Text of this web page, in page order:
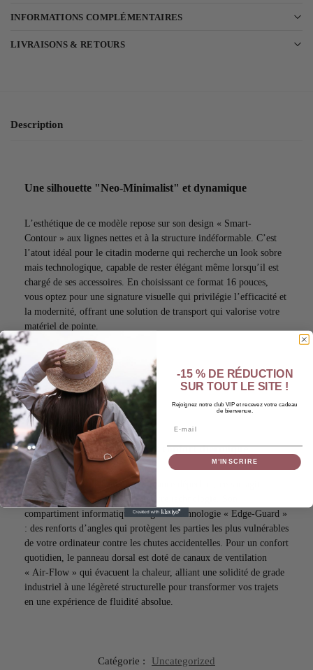
INFORMATIONS COMPLÉMENTAIRES
LIVRAISONS & RETOURS
Description
Une silhouette "Neo-Minimalist" et dynamique
L’esthétique de ce modèle repose sur son design « Smart-
Contour » aux lignes nettes et à la structure indéformable. C’est
l’atout idéal pour le citadin moderne qui recherche un look sobre
mais technologique, capable de rester élégant même lorsqu’il est
chargé de ses accessoires. En choisissant ce format 16 pouces,
vous optez pour une signature visuelle qui privilégie l’efficacité et
la modernité, offrant une solution de transport qui valorise votre
matériel de pointe.
Protection "Edge-Guard" et confort thermique
Fabriqué en textile haute performance déperlant, ce sac agit
comme une seconde peau pour votre technologie. Son
compartiment informatique intègre la technologie « Edge-Guard »
: des renforts d’angles qui protègent les parties les plus vulnérables
de votre ordinateur contre les chutes accidentelles. Pour un confort
quotidien, le panneau dorsal est doté de canaux de ventilation
« Air-Flow » qui évacuent la chaleur, alliant une solidité de grade
industriel à une légèreté structurelle pour transformer vos trajets
en une expérience de fluidité absolue.
Catégorie : Uncategorized
-15 % DE RÉDUCTION
SUR TOUT LE SITE !
Rejoignez notre club VIP et recevez votre cadeau
de bienvenue.
M’INSCRIRE